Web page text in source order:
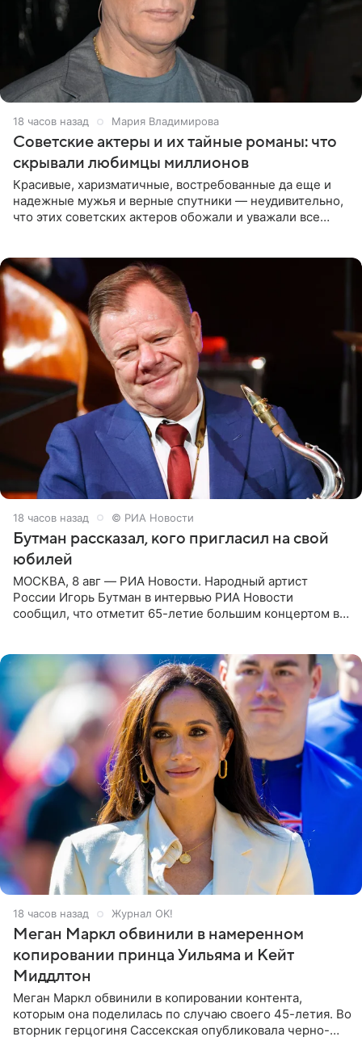
18 часов назад Мария Владимирова
Советские актеры и их тайные романы: что
скрывали любимцы миллионов
Красивые, харизматичные, востребованные да еще и
надежные мужья и верные спутники — неудивительно,
что этих советских актеров обожали и уважали все
18 часов назад © РИА Новости
Бутман рассказал, кого пригласил на свой
юбилей
МОСКВА, 8 авг — РИА Новости. Народный артист
России Игорь Бутман в интервью РИА Новости
сообщил, что отметит 65-летие большим концертом в
18 часов назад Журнал OK!
Меган Маркл обвинили в намеренном
копировании принца Уильяма и Кейт
Миддлтон
Меган Маркл обвинили в копировании контента,
которым она поделилась по случаю своего 45-летия. Во
вторник герцогиня Сассекская опубликовала черно-